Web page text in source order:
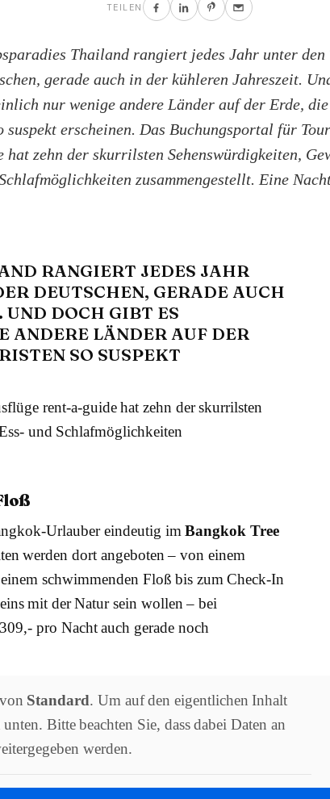
TEILEN
Thailand rangiert jedes Jahr unter den
gerade auch in der kühleren Jahreszeit.
nur wenige andere Länder auf der Erde,
suspekt erscheinen. Das Buchungsportal für
hat zehn der skurrilsten Sehenswürdigkeiten,
zusammengestellt. Eine
RANGIERT JEDES JAHR
DEUTSCHEN, GERADE AUCH
DOCH GIBT ES
ANDERE LÄNDER AUF DER
SO SUSPEKT
rent-a-guide hat zehn der skurrilsten
und Schlafmöglichkeiten
Urlauber eindeutig imBangkok Tree
werden dort angeboten – von einem
schwimmenden Floß bis zum Check-In
mit der Natur sein wollen – bei
pro Nacht auch gerade noch
Standard. Um auf den eigentlichen Inhalt
Bitte beachten Sie, dass dabei Daten an
werden.